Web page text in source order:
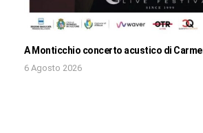
A Monticchio concerto acustico di
6 Agosto 2026